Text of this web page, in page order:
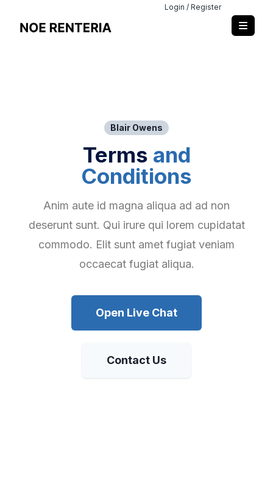
Login / Register
Blair Owens
Terms and
Conditions
Anim aute id magna aliqua ad ad non
deserunt sunt. Qui irure qui lorem cupidatat
commodo. Elit sunt amet fugiat veniam
occaecat fugiat aliqua.
Open Live Chat
Contact Us